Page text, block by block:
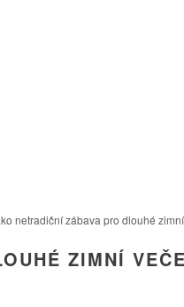
netradiční zábava pro dlouhé
ZIMNÍ